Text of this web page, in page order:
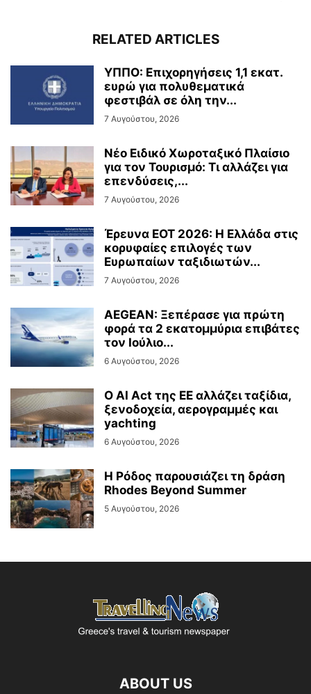
RELATED ARTICLES
ΥΠΠΟ: Επιχορηγήσεις 1,1 εκατ.
ευρώ για πολυθεματικά
φεστιβάλ σε όλη την...
7 Αυγούστου, 2026
Νέο Ειδικό Χωροταξικό Πλαίσιο
για τον Τουρισμό: Τι αλλάζει για
επενδύσεις,...
7 Αυγούστου, 2026
Έρευνα ΕΟΤ 2026: Η Ελλάδα στις
κορυφαίες επιλογές των
Ευρωπαίων ταξιδιωτών...
7 Αυγούστου, 2026
AEGEAN: Ξεπέρασε για πρώτη
φορά τα 2 εκατομμύρια επιβάτες
τον Ιούλιο...
6 Αυγούστου, 2026
Ο AI Act της ΕΕ αλλάζει ταξίδια,
ξενοδοχεία, αερογραμμές και
yachting
6 Αυγούστου, 2026
Η Ρόδος παρουσιάζει τη δράση
Rhodes Beyond Summer
5 Αυγούστου, 2026
ABOUT US